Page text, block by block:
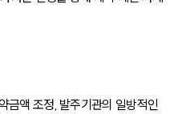
금액 조정, 발주기관의 일방적인